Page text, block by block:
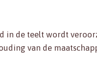
in de teelt wordt
van de